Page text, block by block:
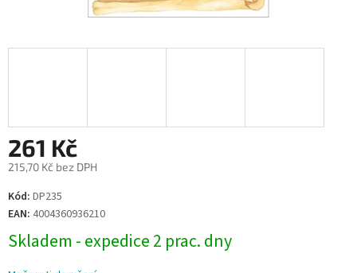
261 Kč
215,70 Kč bez DPH
Měrná
cena:
Kód: DP235
EAN: 4004360936210
Skladem - expedice 2 prac. dny